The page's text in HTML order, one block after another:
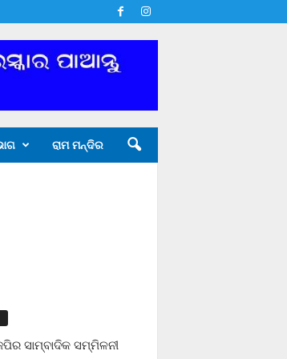
ରାମ ମନ୍ଦିର
ସାମ୍ବାଦିକ ସମ୍ମିଳନୀ